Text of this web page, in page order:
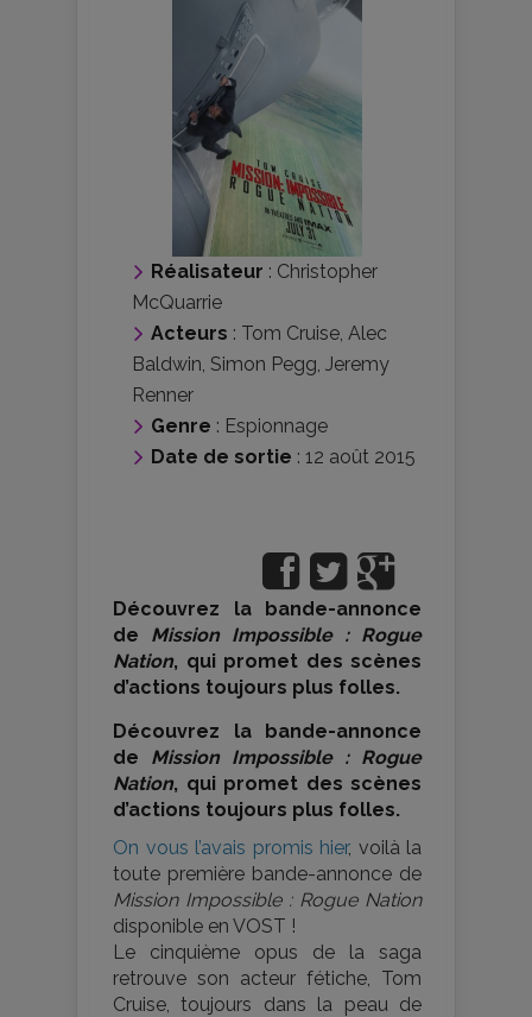
Réalisateur : Christopher
McQuarrie
Acteurs : Tom Cruise, Alec
Baldwin, Simon Pegg, Jeremy
Renner
Genre : Espionnage
Date de sortie : 12 août 2015
Découvrez la bande-annonce
de Mission Impossible : Rogue
Nation, qui promet des scènes
d’actions toujours plus folles.
Découvrez la bande-annonce
de Mission Impossible : Rogue
Nation, qui promet des scènes
d’actions toujours plus folles.
On vous l’avais promis hier, voilà la
toute première bande-annonce de
Mission Impossible : Rogue Nation
disponible en VOST !
Le cinquième opus de la saga
retrouve son acteur fétiche, Tom
Cruise, toujours dans la peau de